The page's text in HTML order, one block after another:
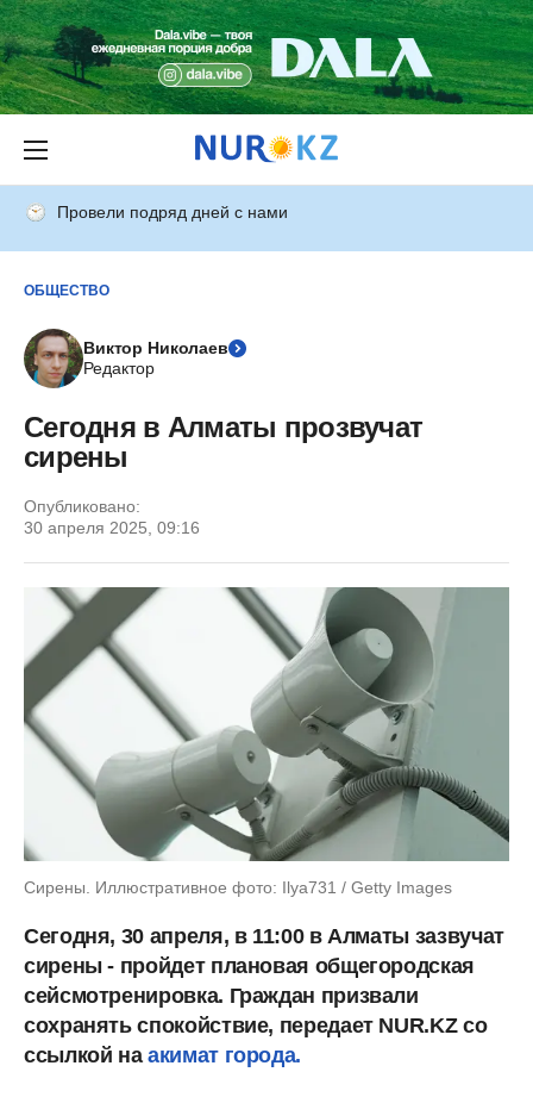
Провели подряд дней с нами
ОБЩЕСТВО
Виктор Николаев
Редактор
Сегодня в Алматы прозвучат
сирены
Опубликовано:
30 апреля 2025, 09:16
Сирены. Иллюстративное фото: Ilya731 / Getty Images
Сегодня, 30 апреля, в 11:00 в Алматы зазвучат
сирены - пройдет плановая общегородская
сейсмотренировка. Граждан призвали
сохранять спокойствие, передает NUR.KZ со
ссылкой наакимат города.